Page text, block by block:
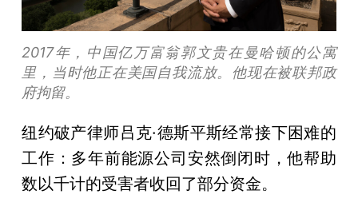
2017年，中国亿万富翁郭文贵在曼哈顿的公寓
里，当时他正在美国自我流放。他现在被联邦政
府拘留。
纽约破产律师吕克·德斯平斯经常接下困难的
工作：多年前能源公司安然倒闭时，他帮助
数以千计的受害者收回了部分资金。